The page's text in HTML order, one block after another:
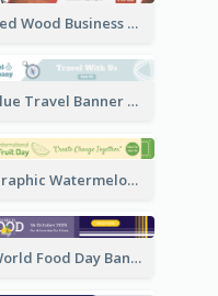
Red Wood Business Banner Ad
Blue Travel Banner Ad
Graphic Watermelon International Fruit Day Leaderboard
World Food Day Banner Ad